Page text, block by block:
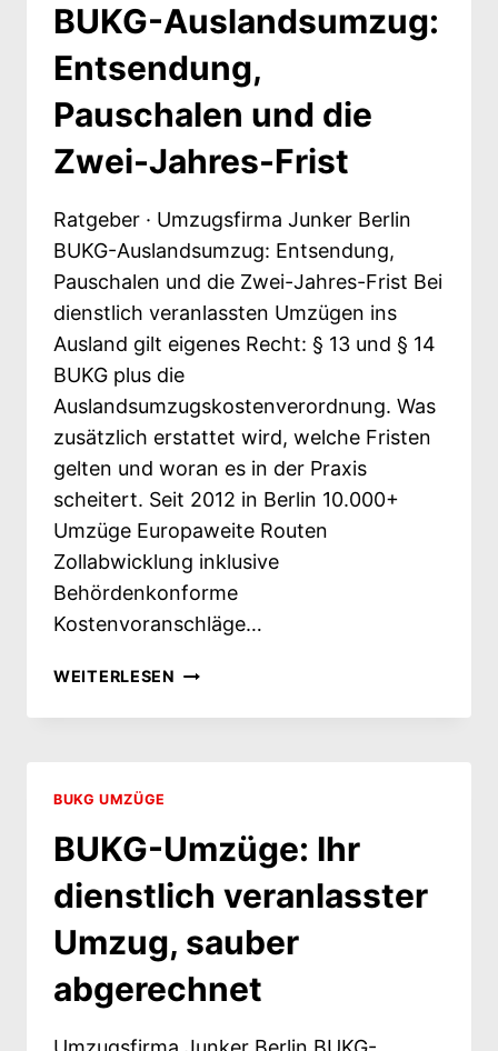
BUKG-Auslandsumzug:
Entsendung,
Pauschalen und die
Zwei-Jahres-Frist
Ratgeber · Umzugsfirma Junker Berlin
BUKG-Auslandsumzug: Entsendung,
Pauschalen und die Zwei-Jahres-Frist Bei
dienstlich veranlassten Umzügen ins
Ausland gilt eigenes Recht: § 13 und § 14
BUKG plus die
Auslandsumzugskostenverordnung. Was
zusätzlich erstattet wird, welche Fristen
gelten und woran es in der Praxis
scheitert. Seit 2012 in Berlin 10.000+
Umzüge Europaweite Routen
Zollabwicklung inklusive
Behördenkonforme
Kostenvoranschläge…
WEITERLESEN BUKG-
ENTSENDUNG,
JAHRES-
BUKG UMZÜGE
BUKG-Umzüge: Ihr
dienstlich veranlasster
Umzug, sauber
abgerechnet